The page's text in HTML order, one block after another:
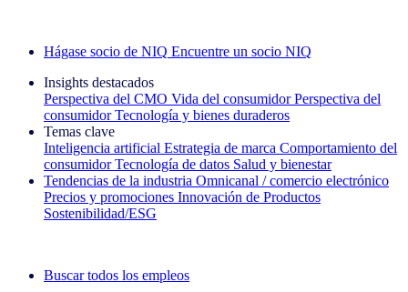
Hágase socio de NIQ Encuentre un socio NIQ
Insights destacados
Perspectiva del CMO Vida del consumidor Perspectiva del
consumidor Tecnología y bienes duraderos
Temas clave
Inteligencia artificial Estrategia de marca Comportamiento del
consumidor Tecnología de datos Salud y bienestar
Tendencias de la industria Omnicanal / comercio electrónico
Precios y promociones Innovación de Productos
Sostenibilidad/ESG
Buscar todos los empleos